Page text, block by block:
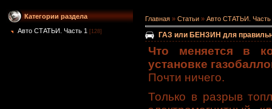
Категории раздела
Авто СТАТЬИ. Часть 1 [128]
Главная » Статьи » Авто СТАТЬИ. Часть
ГАЗ или БЕНЗИН для
Что меняется в
установке
Почти ничего.
Только в разрыв